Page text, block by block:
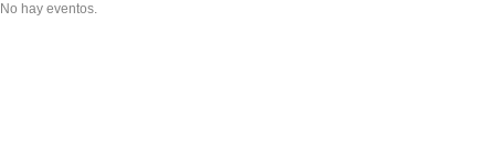
No hay eventos.